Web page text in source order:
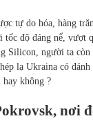
tự do hóa, hàng
tốc độ đáng nể, vượt
Silicon, người ta còn
lạ Ukraina có
không ?
nơi